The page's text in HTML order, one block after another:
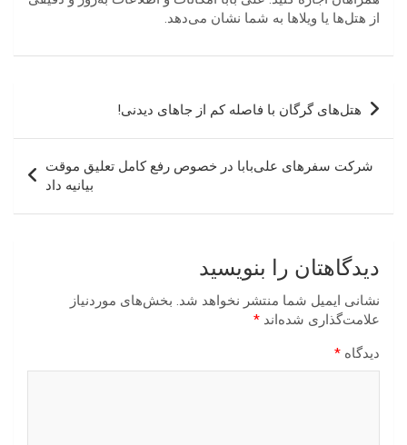
از هتل‌ها یا ویلاها به شما نشان می‌دهد.
راهبری
نوشته
هتل‌های گرگان با فاصله کم از جاهای دیدنی!
شرکت سفرهای علی‌بابا در خصوص رفع کامل تعلیق موقت
بیانیه داد
دیدگاهتان را بنویسید
نشانی ایمیل شما منتشر نخواهد شد. بخش‌های موردنیاز
علامت‌گذاری شده‌اند *
دیدگاه *